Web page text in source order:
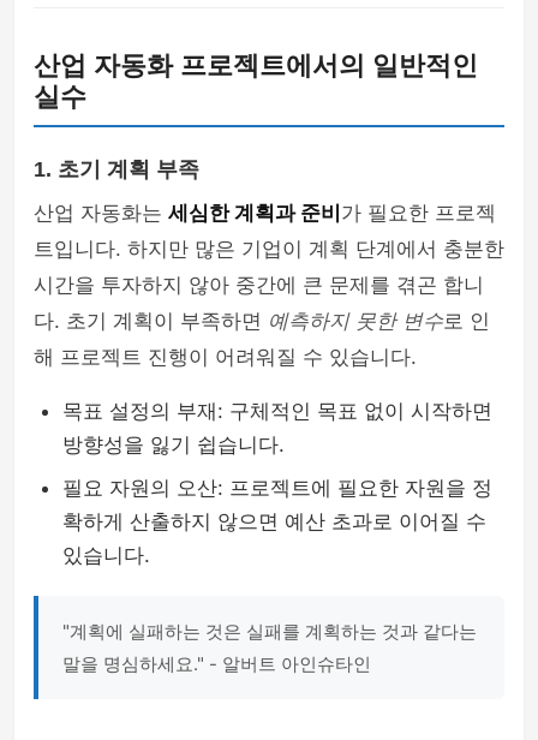
산업 자동화 프로젝트에서의 일반적인
실수
1. 초기 계획 부족
산업 자동화는 세심한 계획과 준비 가 필요한 프로젝
트입니다. 하지만 많은 기업이 계획 단계에서 충분한
시간을 투자하지 않아 중간에 큰 문제를 겪곤 합니
다. 초기 계획이 부족하면 예측하지 못한 변수로 인
해 프로젝트 진행이 어려워질 수 있습니다.
목표 설정의 부재: 구체적인 목표 없이 시작하면
방향성을 잃기 쉽습니다.
필요 자원의 오산: 프로젝트에 필요한 자원을 정
확하게 산출하지 않으면 예산 초과로 이어질 수
있습니다.
"계획에 실패하는 것은 실패를 계획하는 것과 같다는
말을 명심하세요." - 알버트 아인슈타인